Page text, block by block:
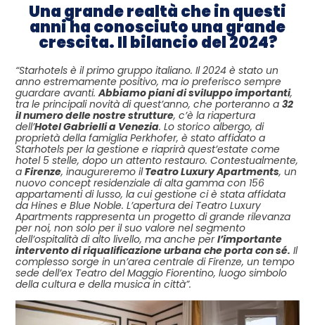
Una grande realtà che in questi
anni ha conosciuto una grande
crescita. Il bilancio del 2024?
“Starhotels è il primo gruppo italiano. Il 2024 è stato un
anno estremamente positivo, ma io preferisco sempre
guardare avanti.Abbiamo piani di sviluppo importanti,
tra le principali novità di quest’anno, che porteranno a 32
il numero delle nostre strutture, c’è la riapertura
dell’Hotel Gabrielli a Venezia. Lo storico albergo, di
proprietà della famiglia Perkhofer, è stato affidato a
Starhotels per la gestione e riaprirà quest’estate come
hotel 5 stelle, dopo un attento restauro. Contestualmente,
a Firenze, inaugureremo ilTeatro Luxury Apartments, un
nuovo concept residenziale di alta gamma con 156
appartamenti di lusso, la cui gestione ci è stata affidata
da Hines e Blue Noble. L’apertura dei Teatro Luxury
Apartments rappresenta un progetto di grande rilevanza
per noi, non solo per il suo valore nel segmento
dell’ospitalità di alto livello, ma anche perl’importante
intervento di riqualificazione urbana che porta con sé. Il
complesso sorge in un’area centrale di Firenze, un tempo
sede dell’ex Teatro del Maggio Fiorentino, luogo simbolo
della cultura e della musica in città”.